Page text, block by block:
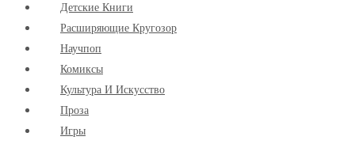
Детские Книги
Расширяющие Кругозор
Научпоп
Комиксы
Культура И Искусство
Проза
Игры